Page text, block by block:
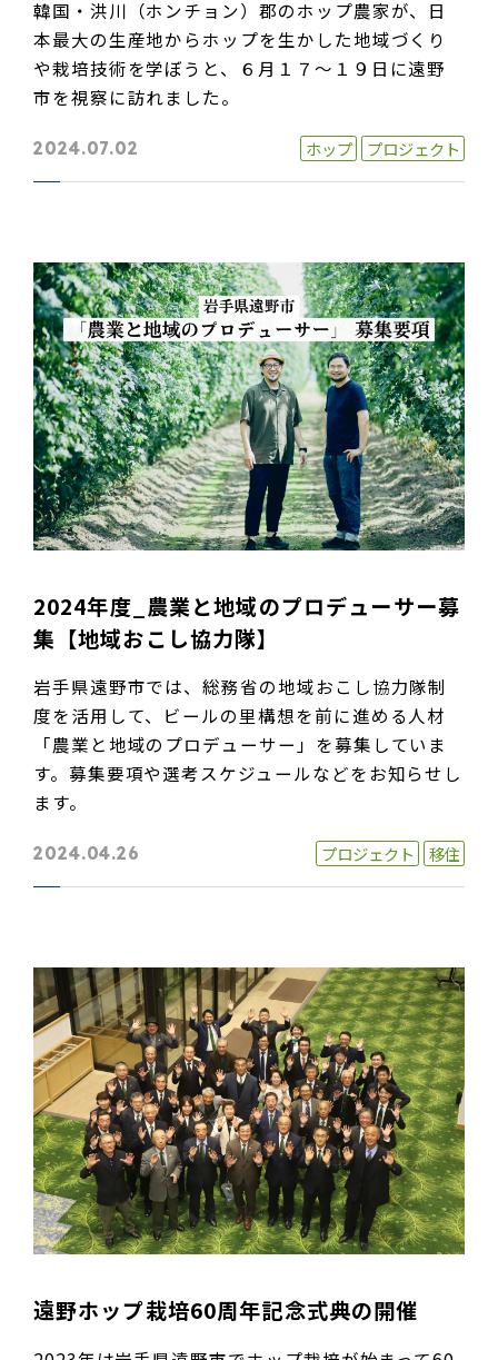
韓国・洪川（ホンチョン）郡のホップ農家が、日
本最大の生産地からホップを生かした地域づくり
や栽培技術を学ぼうと、６月１７～１９日に遠野
市を視察に訪れました。
2024.07.02 ホップ プロジェクト
2024年度_農業と地域のプロデューサー募
集【地域おこし協力隊】
岩手県遠野市では、総務省の地域おこし協力隊制
度を活用して、ビールの里構想を前に進める人材
「農業と地域のプロデューサー」を募集していま
す。募集要項や選考スケジュールなどをお知らせし
ます。
2024.04.26 プロジェクト 移住
遠野ホップ栽培60周年記念式典の開催